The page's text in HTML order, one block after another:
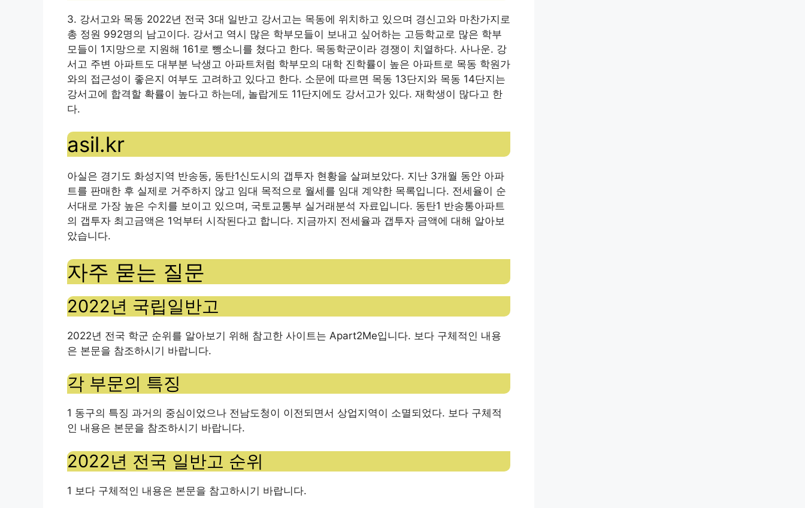
3. 강서고와 목동 2022년 전국 3대 일반고 강서고는 목동에 위치하고 있으며 경신고와 마찬가지로
총 정원 992명의 남고이다. 강서고 역시 많은 학부모들이 보내고 싶어하는 고등학교로 많은 학부
모들이 1지망으로 지원해 161로 뺑소니를 쳤다고 한다. 목동학군이라 경쟁이 치열하다. 사나운. 강
서고 주변 아파트도 대부분 낙생고 아파트처럼 학부모의 대학 진학률이 높은 아파트로 목동 학원가
와의 접근성이 좋은지 여부도 고려하고 있다고 한다. 소문에 따르면 목동 13단지와 목동 14단지는
강서고에 합격할 확률이 높다고 하는데, 놀랍게도 11단지에도 강서고가 있다. 재학생이 많다고 한
다.
asil.kr
아실은 경기도 화성지역 반송동, 동탄1신도시의 갭투자 현황을 살펴보았다. 지난 3개월 동안 아파
트를 판매한 후 실제로 거주하지 않고 임대 목적으로 월세를 임대 계약한 목록입니다. 전세율이 순
서대로 가장 높은 수치를 보이고 있으며, 국토교통부 실거래분석 자료입니다. 동탄1 반송통아파트
의 갭투자 최고금액은 1억부터 시작된다고 합니다. 지금까지 전세율과 갭투자 금액에 대해 알아보
았습니다.
자주 묻는 질문
2022년 국립일반고
2022년 전국 학군 순위를 알아보기 위해 참고한 사이트는 Apart2Me입니다. 보다 구체적인 내용
은 본문을 참조하시기 바랍니다.
각 부문의 특징
1 동구의 특징 과거의 중심이었으나 전남도청이 이전되면서 상업지역이 소멸되었다. 보다 구체적
인 내용은 본문을 참조하시기 바랍니다.
2022년 전국 일반고 순위
1 보다 구체적인 내용은 본문을 참고하시기 바랍니다.